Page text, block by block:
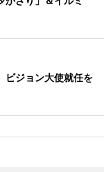
ビジョン大使就任を